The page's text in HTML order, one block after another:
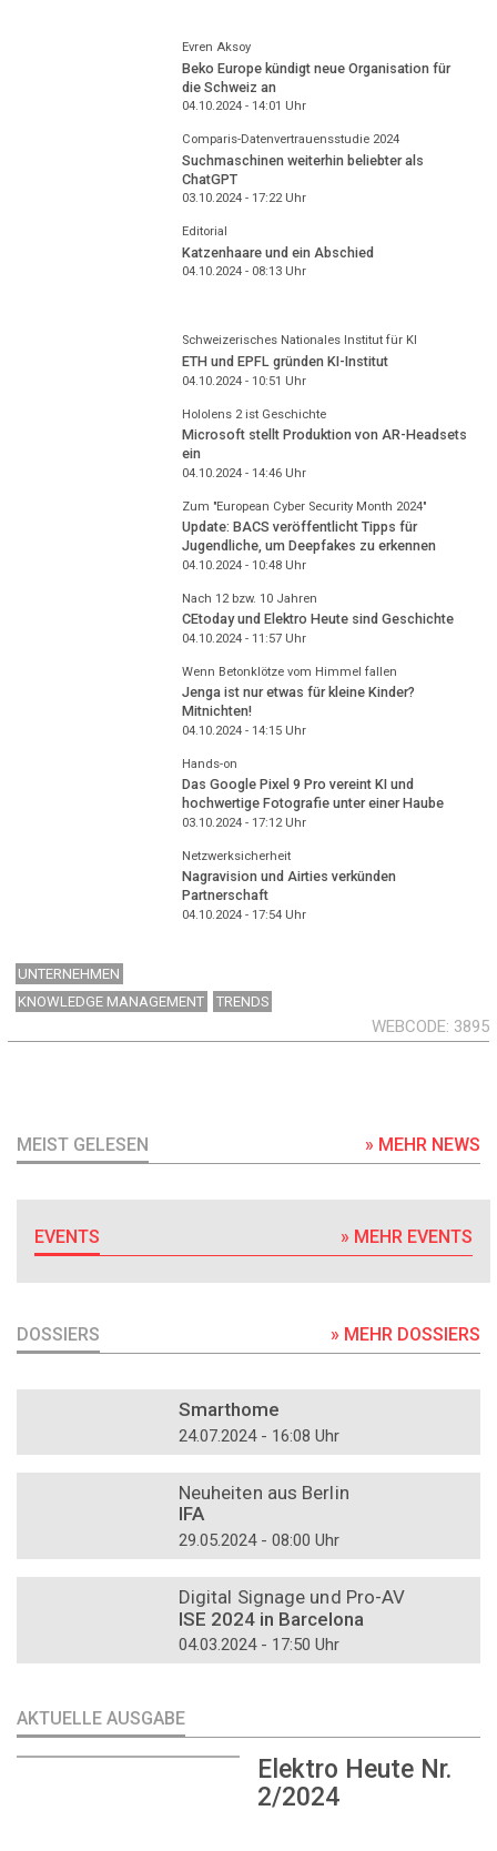
Evren Aksoy
Beko Europe kündigt neue Organisation für
die Schweiz an
04.10.2024 - 14:01 Uhr
Comparis-Datenvertrauensstudie 2024
Suchmaschinen weiterhin beliebter als
ChatGPT
03.10.2024 - 17:22Uhr
Editorial
Katzenhaare und ein Abschied
04.10.2024 - 08:13Uhr
Schweizerisches Nationales Institut für KI
ETH und EPFL gründen KI-Institut
04.10.2024 - 10:51 Uhr
Hololens 2 ist Geschichte
Microsoft stellt Produktion von AR-Headsets
ein
04.10.2024 - 14:46Uhr
Zum "European Cyber Security Month 2024"
Update: BACS veröffentlicht Tipps für
Jugendliche, um Deepfakes zu erkennen
04.10.2024 - 10:48Uhr
Nach 12 bzw. 10 Jahren
CEtoday und Elektro Heute sind Geschichte
04.10.2024 - 11:57Uhr
Wenn Betonklötze vom Himmel fallen
Jenga ist nur etwas für kleine Kinder?
Mitnichten!
04.10.2024 - 14:15Uhr
Hands-on
Das Google Pixel 9 Pro vereint KI und
hochwertige Fotografie unter einer Haube
03.10.2024 - 17:12Uhr
Netzwerksicherheit
Nagravision und Airties verkünden
Partnerschaft
04.10.2024 - 17:54Uhr
UNTERNEHMEN
KNOWLEDGE MANAGEMENT
TRENDS
WEBCODE 3895
MEIST GELESEN » MEHR NEWS
EVENTS » MEHR EVENTS
DOSSIERS » MEHR DOSSIERS
Smarthome
24.07.2024 - 16:08 Uhr
Neuheiten aus Berlin
IFA
29.05.2024 - 08:00 Uhr
Digital Signage und Pro-AV
ISE 2024 in Barcelona
04.03.2024 - 17:50 Uhr
AKTUELLE AUSGABE
Elektro Heute Nr.
2/2024